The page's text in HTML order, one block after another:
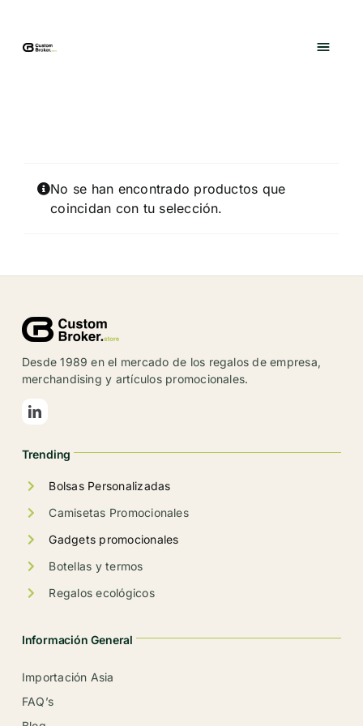
contenido
No se han encontrado productos que
coincidan con tu selección.
Desde 1989 en el mercado de los regalos de empresa,
merchandising y artículos promocionales.
Trending
Bolsas Personalizadas
Camisetas Promocionales
Gadgets promocionales
Botellas y termos
Regalos ecológicos
Información General
Importación Asia
FAQ’s